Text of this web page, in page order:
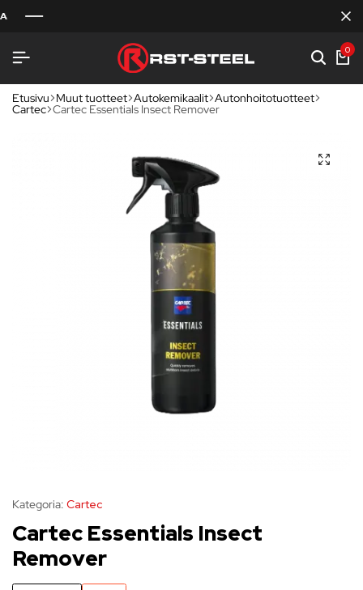
0
Etusivu Muut tuotteet Autokemikaalit Autonhoitotuotteet
Cartec Cartec Essentials Insect Remover
Kategoria: Cartec
Cartec Essentials Insect
Remover